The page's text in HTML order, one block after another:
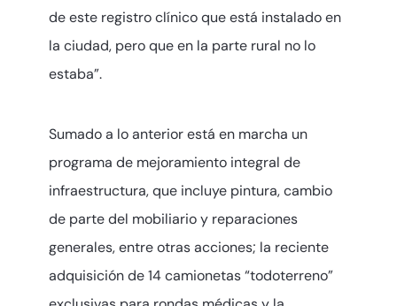
de este registro clínico que está instalado en
la ciudad, pero que en la parte rural no lo
estaba”.
Sumado a lo anterior está en marcha un
programa de mejoramiento integral de
infraestructura, que incluye pintura, cambio
de parte del mobiliario y reparaciones
generales, entre otras acciones; la reciente
adquisición de 14 camionetas “todoterreno”